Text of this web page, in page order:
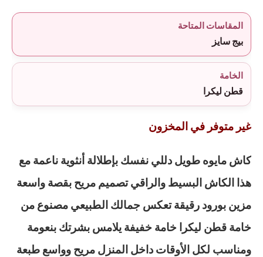
المقاسات المتاحة
بيج سايز
الخامة
قطن ليكرا
غير متوفر في المخزون
كاش مايوه طويل دللي نفسك بإطلالة أنثوية ناعمة مع
هذا الكاش البسيط والراقي تصميم مريح بقصة واسعة
مزين بورود رقيقة تعكس جمالك الطبيعي مصنوع من
خامة قطن ليكرا خامة خفيفة يلامس بشرتك بنعومة
ومناسب لكل الأوقات داخل المنزل مريح وواسع طبعة